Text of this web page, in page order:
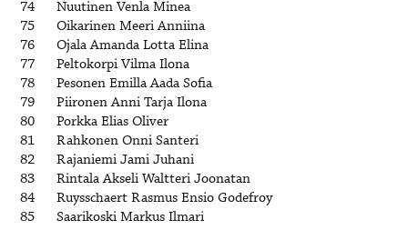
74
Nuutinen Venla Minea
75
Oikarinen Meeri Anniina
76
Ojala Amanda Lotta Elina
77
Peltokorpi Vilma Ilona
78
Pesonen Emilla Aada Sofia
79
Piironen Anni Tarja Ilona
80
Porkka Elias Oliver
81
Rahkonen Onni Santeri
82
Rajaniemi Jami Juhani
83
Rintala Akseli Waltteri Joonatan
84
Ruysschaert Rasmus Ensio Godefroy
85
Saarikoski Markus Ilmari